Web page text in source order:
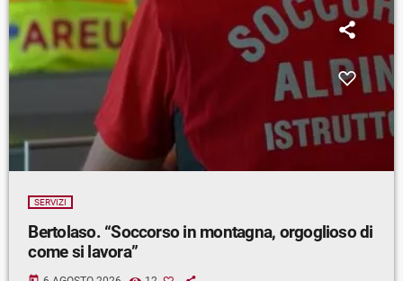
SERVIZI
Bertolaso. “Soccorso in montagna, orgoglioso di
come si lavora”